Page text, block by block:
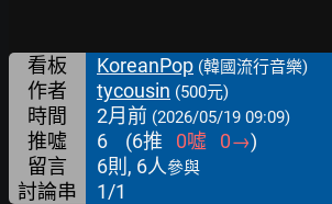
看板 KoreanPop (韓國流行音樂)
作者 tycousin (500元)
時間 2月前 (2026/05/19 09:09)
推噓 6 (6推 0噓 0→)
留言
6則, 6人參與
討論串 1/1